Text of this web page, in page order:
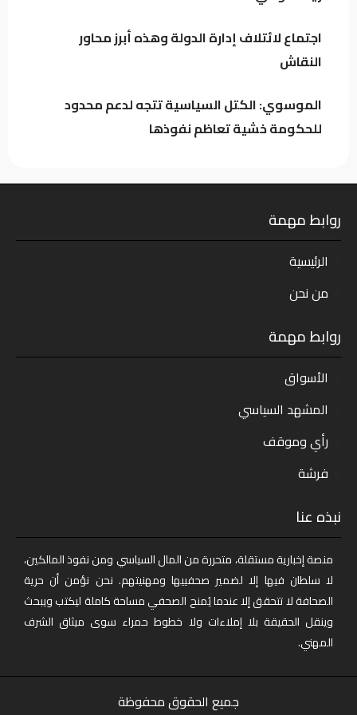
اجتماع لائتلاف إدارة الدولة وهذه أبرز محاور
النقاش
الموسوي: الكتل السياسية تتجه لدعم محدود
للحكومة خشية تعاظم نفوذها
روابط مهمة
الرئيسية
من نحن
روابط مهمة
الأسواق
المشهد السياسي
رأي وموقف
فرشة
نبذه عنا
منصة إخبارية مستقلة، متحررة من المال السياسي ومن نفوذ المالكين،
لا سلطان فيها إلا لضمير صحفييها ومهنيتهم. نحن نؤمن أن حرية
الصحافة لا تتحقق إلا عندما يُمنح الصحفي مساحة كاملة ليكتب ويبحث
وينقل الحقيقة بلا إملاءات ولا خطوط حمراء سوى ميثاق الشرف
المهني.
جميع الحقوق محفوظة